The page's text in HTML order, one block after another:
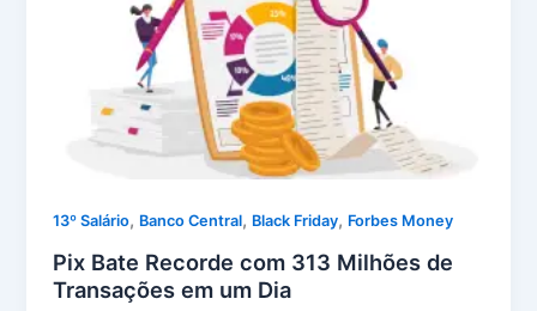
13º Salário, Banco Central, Black Friday, Forbes Money
Pix Bate Recorde com 313 Milhões de
Transações em um Dia